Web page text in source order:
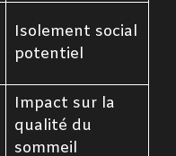
Isolement social
potentiel
Impact sur la
qualité du
sommeil